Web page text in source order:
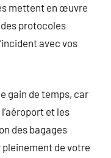
mettent en œuvre
protocoles
avec vos
gain de temps, car
et les
des bagages
de votre